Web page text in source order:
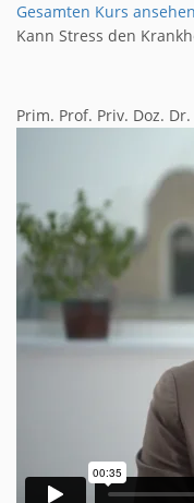
Gesamten Kurs ansehen
Kann Stress den
Prim. Prof. Priv. Doz.